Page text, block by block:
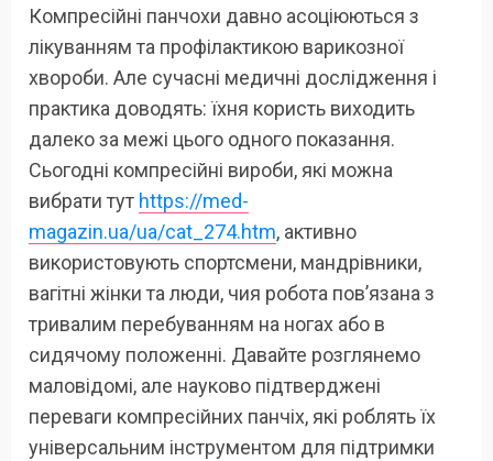
Компресійні панчохи давно асоціюються з
лікуванням та профілактикою варикозної
хвороби. Але сучасні медичні дослідження і
практика доводять: їхня користь виходить
далеко за межі цього одного показання.
Сьогодні компресійні вироби, які можна
вибрати тут https://med-
magazin.ua/ua/cat_274.htm, активно
використовують спортсмени, мандрівники,
вагітні жінки та люди, чия робота пов’язана з
тривалим перебуванням на ногах або в
сидячому положенні. Давайте розглянемо
маловідомі, але науково підтверджені
переваги компресійних панчіх, які роблять їх
універсальним інструментом для підтримки